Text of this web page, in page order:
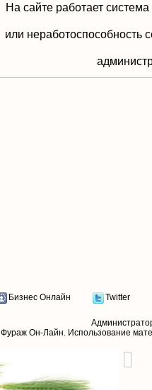
На сайте работает
или неработоспособность
Бизнес Онлайн Twitter
Фураж Он-Лайн. Использование